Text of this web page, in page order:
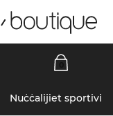
Nuċċalijiet sportivi